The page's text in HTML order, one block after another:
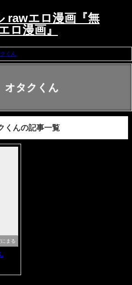
rawエロ漫画『無
ロ漫画』
くん
オタクくん
くんの記事一覧
にまる